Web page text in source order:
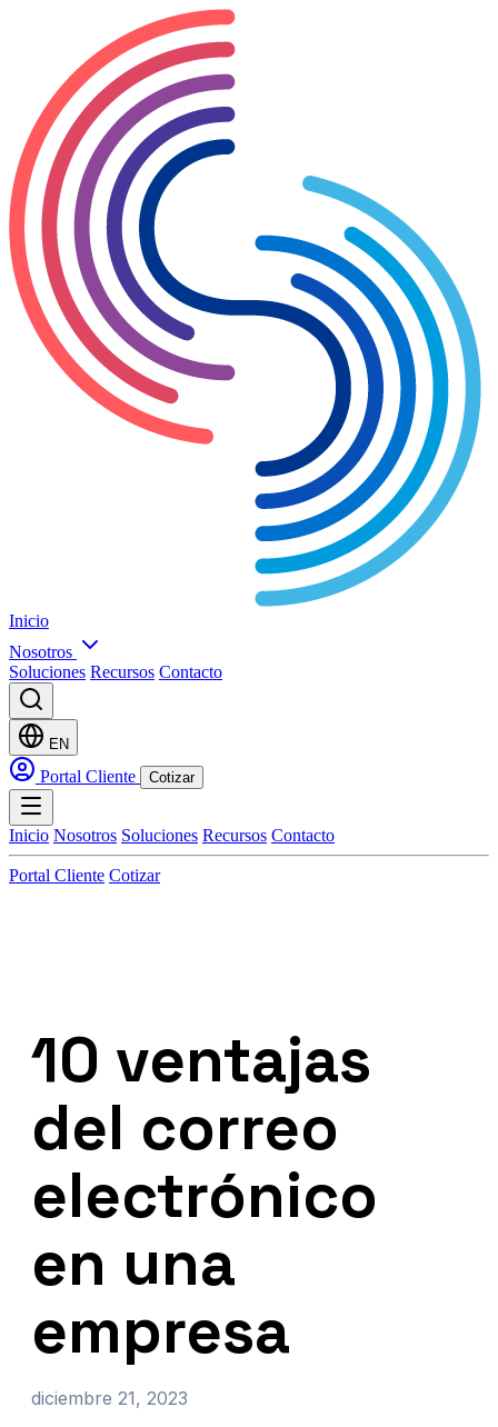
Inicio
Nosotros
Soluciones Recursos Contacto
EN
Portal Cliente Cotizar
Inicio Nosotros Soluciones Recursos Contacto
Portal Cliente Cotizar
10 ventajas
del correo
electrónico
en una
empresa
diciembre 21, 2023